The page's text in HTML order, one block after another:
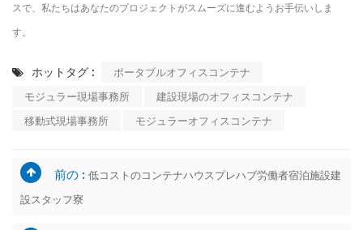
スで、私たちはあなたのプロジェクトがスムーズに進むようお手伝いしま
す。
ホットタグ :
ポータブルオフィスコンテナ
モジュラー現場事務所
建設現場のオフィスコンテナ
移動式現場事務所
モジュラーオフィスコンテナ
前の : 低コストのコンテナハウスプレハブ労働者宿泊施設建
設スタッフ寮